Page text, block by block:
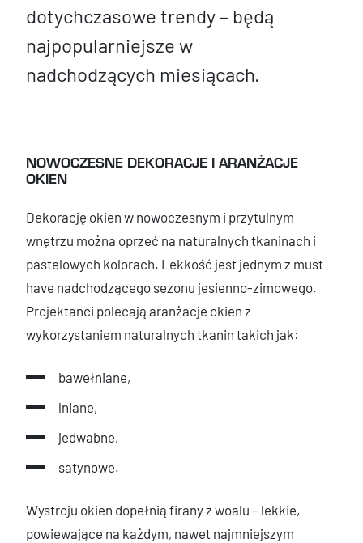
dotychczasowe trendy – będą
najpopularniejsze w
nadchodzących miesiącach.
NOWOCZESNE DEKORACJE I ARANŻACJE
OKIEN
Dekorację okien w nowoczesnym i przytulnym
wnętrzu można oprzeć na naturalnych tkaninach i
pastelowych kolorach. Lekkość jest jednym z must
have nadchodzącego sezonu jesienno-zimowego.
Projektanci polecają aranżacje okien z
wykorzystaniem naturalnych tkanin takich jak:
bawełniane,
lniane,
jedwabne,
satynowe.
Wystroju okien dopełnią firany z woalu – lekkie,
powiewające na każdym, nawet najmniejszym